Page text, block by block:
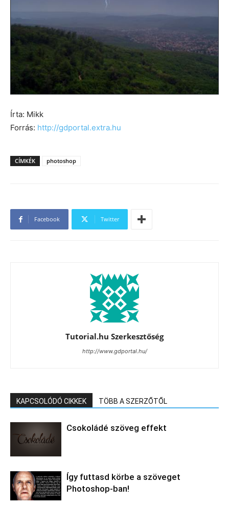
Írta: Mikk
Forrás: http://gdportal.extra.hu
CÍMKÉK photoshop
Facebook Twitter
Tutorial.hu Szerkesztőség
http://www.gdportal.hu/
KAPCSOLÓDÓ CIKKEK TÖBB A SZERZŐTŐL
Csokoládé szöveg effekt
Így futtasd körbe a szöveget
Photoshop-ban!